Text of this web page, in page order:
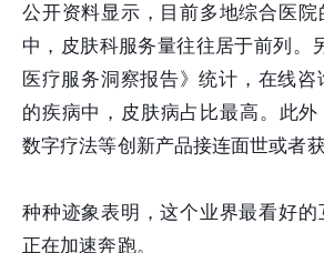
公开资料显示，目前多地综合医院
中，皮肤科服务量往往居于前列。
医疗服务洞察报告》统计，在线
的疾病中，皮肤病占比最高。此外
数字疗法等创新产品接连面世或者获
种种迹象表明，这个业界最看好的
正在加速奔跑。